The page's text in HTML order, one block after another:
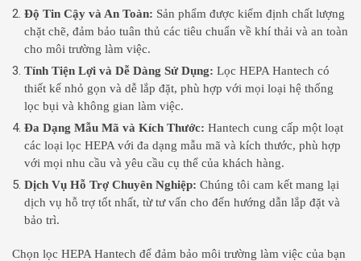
Độ Tin Cậy và An Toàn: Sản phẩm được kiểm định chất lượng
chặt chẽ, đảm bảo tuân thủ các tiêu chuẩn về khí thải và an toàn
cho môi trường làm việc.
Tính Tiện Lợi và Dễ Dàng Sử Dụng: Lọc HEPA Hantech có
thiết kế nhỏ gọn và dễ lắp đặt, phù hợp với mọi loại hệ thống
lọc bụi và không gian làm việc.
Đa Dạng Mẫu Mã và Kích Thước: Hantech cung cấp một loạt
các loại lọc HEPA với đa dạng mẫu mã và kích thước, phù hợp
với mọi nhu cầu và yêu cầu cụ thể của khách hàng.
Dịch Vụ Hỗ Trợ Chuyên Nghiệp: Chúng tôi cam kết mang lại
dịch vụ hỗ trợ tốt nhất, từ tư vấn cho đến hướng dẫn lắp đặt và
bảo trì.
Chọn lọc HEPA Hantech để đảm bảo môi trường làm việc của bạn